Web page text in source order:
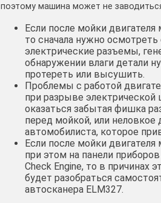
поэтому машина может не
Если после мойки
то сначала нужно
электрические разъемы,
обнаружении влаги детали
протереть или высушить.
Проблемы с работой
при разрыве
оказаться забытая фишка
перед мойкой, или неловкое
автомобилиста, которое
Если после мойки
при этом на панели
Check Engine, то в причинах
будет разобраться
автосканера ELM327.